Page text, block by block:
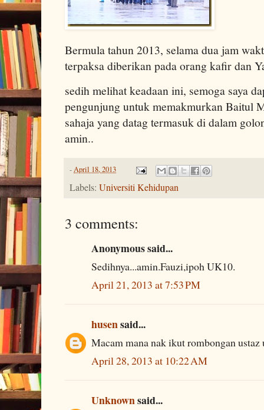
Bermula tahun 2013, selama dua jam
terpaksa diberikan pada orang kafir dan
sedih melihat keadaan ini, semoga saya
pengunjung untuk memakmurkan Baitul
sahaja yang datag termasuk di dalam
amin..
-April 18, 2013
Labels: Universiti Kehidupan
3 comments:
Anonymous said...
Sedihnya...amin.Fauzi,ipoh UK10.
April 21, 2013 at 7:53 PM
husensaid...
Macam mana nak ikut rombongan
April 28, 2013 at 10:22 AM
Unknownsaid...